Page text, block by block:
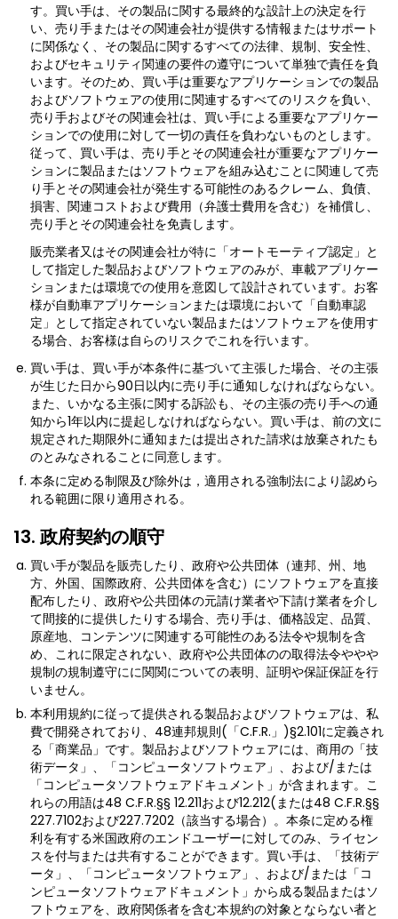
す。買い手は、その製品に関する最終的な設計上の決定を行
い、売り手またはその関連会社が提供する情報またはサポート
に関係なく、その製品に関するすべての法律、規制、安全性、
およびセキュリティ関連の要件の遵守について単独で責任を負
います。そのため、買い手は重要なアプリケーションでの製品
およびソフトウェアの使用に関連するすべてのリスクを負い、
売り手およびその関連会社は、買い手による重要なアプリケー
ションでの使用に対して一切の責任を負わないものとします。
従って、買い手は、売り手とその関連会社が重要なアプリケー
ションに製品またはソフトウェアを組み込むことに関連して売
り手とその関連会社が発生する可能性のあるクレーム、負債、
損害、関連コストおよび費用（弁護士費用を含む）を補償し、
売り手とその関連会社を免責します。
販売業者又はその関連会社が特に「オートモーティブ認定」と
して指定した製品およびソフトウェアのみが、車載アプリケー
ションまたは環境での使用を意図して設計されています。お客
様が自動車アプリケーションまたは環境において「自動車認
定」として指定されていない製品またはソフトウェアを使用す
る場合、お客様は自らのリスクでこれを行います。
買い手は、買い手が本条件に基づいて主張した場合、その主張
が生じた日から90日以内に売り手に通知しなければならない。
また、いかなる主張に関する訴訟も、その主張の売り手への通
知から1年以内に提起しなければならない。買い手は、前の文に
規定された期限外に通知または提出された請求は放棄されたも
のとみなされることに同意します。
本条に定める制限及び除外は，適用される強制法により認めら
れる範囲に限り適用される。
13. 政府契約の順守
買い手が製品を販売したり、政府や公共団体（連邦、州、地
方、外国、国際政府、公共団体を含む）にソフトウェアを直接
配布したり、政府や公共団体の元請け業者や下請け業者を介し
て間接的に提供したりする場合、売り手は、価格設定、品質、
原産地、コンテンツに関連する可能性のある法令や規制を含
め、これに限定されない、政府や公共団体のの取得法令ややや
規制の規制遵守にに関関についての表明、証明や保証保証を行
いません。
本利用規約に従って提供される製品およびソフトウェアは、私
費で開発されており、48連邦規則(「C.F.R.」)§2.101に定義され
る「商業品」です。製品およびソフトウェアには、商用の「技
術データ」、「コンピュータソフトウェア」、および/または
「コンピュータソフトウェアドキュメント」が含まれます。こ
れらの用語は48 C.F.R.§§ 12.211および12.212(または48 C.F.R.§§
227.7102および227.7202（該当する場合）。本条に定める権
利を有する米国政府のエンドユーザーに対してのみ、ライセン
スを付与または共有することができます。買い手は、「技術デ
ータ」、「コンピュータソフトウェア」、および/または「コ
ンピュータソフトウェアドキュメント」から成る製品またはソ
フトウェアを、政府関係者を含む本規約の対象とならない者と